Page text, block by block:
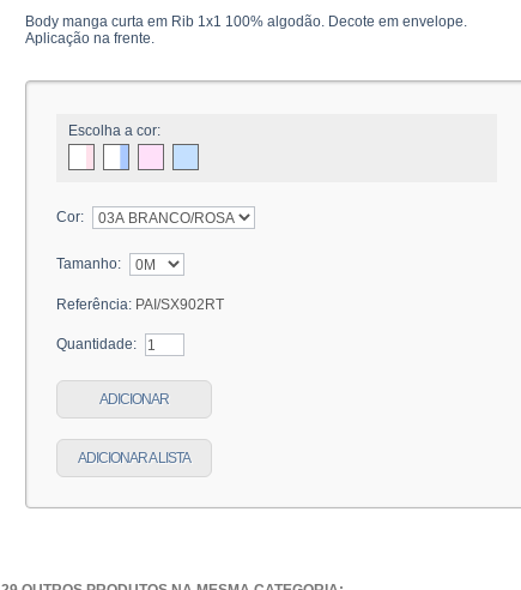
Body manga curta em Rib 1x1 100% algodão. Decote em envelope.
Aplicação na frente.
Escolha a cor:
Cor:
Tamanho:
Referência: PAI/SX902RT
Quantidade:
ADICIONAR
ADICIONAR A LISTA